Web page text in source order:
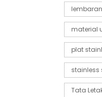
material
plat
stainless
Tata